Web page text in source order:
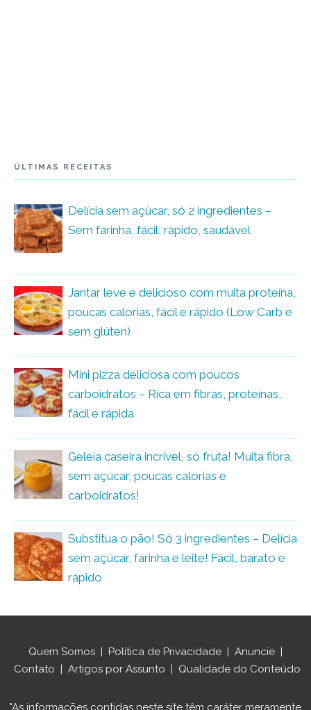
ÚLTIMAS RECEITAS
Delícia sem açúcar, só 2 ingredientes –
Sem farinha, fácil, rápido, saudável
Jantar leve e delicioso com muita proteína,
poucas calorias, fácil e rápido (Low Carb e
sem glúten)
Mini pizza deliciosa com poucos
carboidratos – Rica em fibras, proteínas,
fácil e rápida
Geleia caseira incrível, só fruta! Muita fibra,
sem açúcar, poucas calorias e
carboidratos!
Substitua o pão! Só 3 ingredientes – Delícia
sem açúcar, farinha e leite! Fácil, barato e
rápido
Quem Somos | Política de Privacidade | Anuncie |
Contato | Artigos por Assunto | Qualidade do Conteúdo
"As informações contidas neste site têm caráter meramente